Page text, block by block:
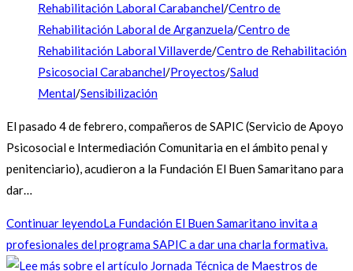
Rehabilitación Laboral Carabanchel/Centro de
Rehabilitación Laboral de Arganzuela/Centro de
Rehabilitación Laboral Villaverde/Centro de Rehabilitación
Psicosocial Carabanchel/Proyectos/Salud
Mental/Sensibilización
El pasado 4 de febrero, compañeros de SAPIC (Servicio de Apoyo
Psicosocial e Intermediación Comunitaria en el ámbito penal y
penitenciario), acudieron a la Fundación El Buen Samaritano para
dar…
Continuar leyendoLa Fundación El Buen Samaritano invita a
profesionales del programa SAPIC a dar una charla formativa.